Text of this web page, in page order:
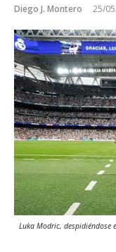
Diego J. Montero 25/
Luka Modric,